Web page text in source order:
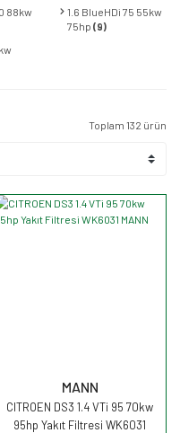
88kw
1.6 BlueHDi 75 55kw
75hp (9)
Toplam 132 ürün
MANN
CITROEN DS3 1.4 VTi 95 70kw
95hp Yakıt Filtresi WK6031